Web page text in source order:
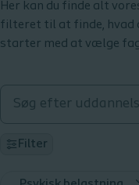
Her kan du finde alt
filteret til at finde, hvad
starter med at vælge
Filter